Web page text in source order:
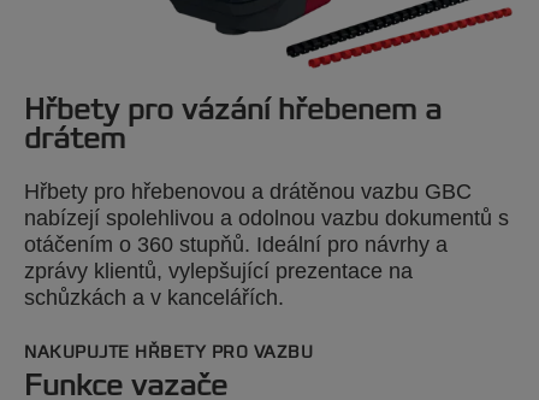
Hřbety pro vázání hřebenem a
drátem
Hřbety pro hřebenovou a drátěnou vazbu GBC
nabízejí spolehlivou a odolnou vazbu dokumentů s
otáčením o 360 stupňů. Ideální pro návrhy a
zprávy klientů, vylepšující prezentace na
schůzkách a v kancelářích.
NAKUPUJTE HŘBETY PRO VAZBU
Funkce vazače